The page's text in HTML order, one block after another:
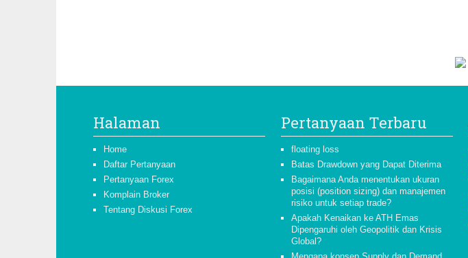
Halaman
Home
Daftar Pertanyaan
Pertanyaan Forex
Komplain Broker
Tentang Diskusi Forex
Pertanyaan Terbaru
floating loss
Batas Drawdown yang Dapat Diterima
Bagaimana Anda menentukan ukuran
posisi (position sizing) dan manajemen
risiko untuk setiap trade?
Apakah Kenaikan ke ATH Emas
Dipengaruhi oleh Geopolitik dan Krisis
Global?